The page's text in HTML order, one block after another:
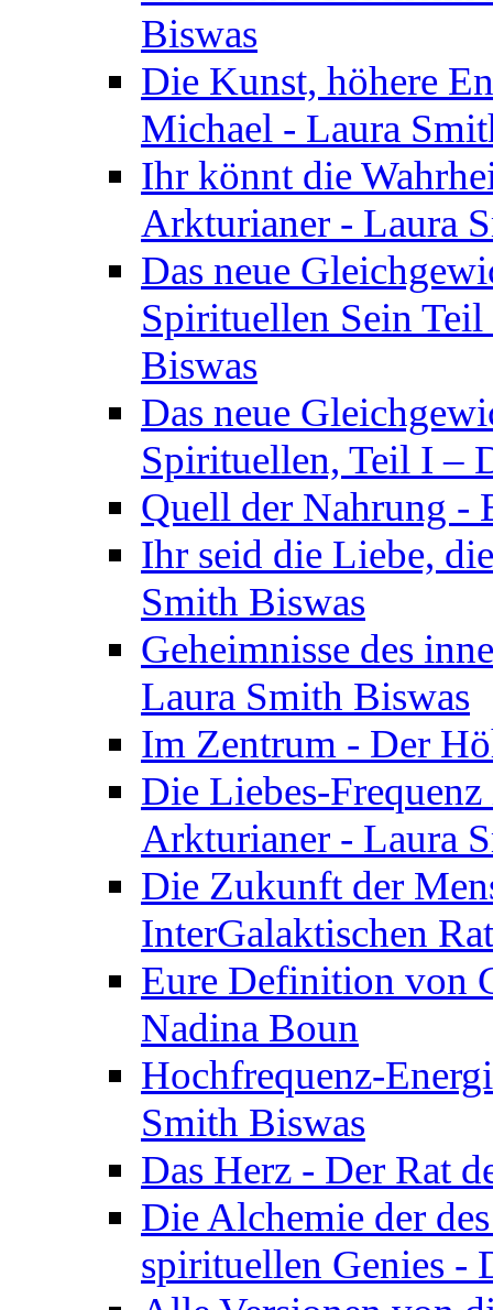
Biswas
Die Kunst, höhere
Michael - Laura
Ihr könnt die
Arkturianer - Laura
Das neue
Spirituellen Sein
Biswas
Das neue
Spirituellen, Teil I –
Quell der Nahrung -
Ihr seid die Liebe,
Smith Biswas
Geheimnisse des
Laura Smith Biswas
Im Zentrum - Der
Die Liebes-
Arkturianer - Laura
Die Zukunft der
InterGalaktischen
Eure Definition von
Nadina Boun
Hochfrequenz-
Smith Biswas
Das Herz - Der Rat
Die Alchemie der
spirituellen Genies -